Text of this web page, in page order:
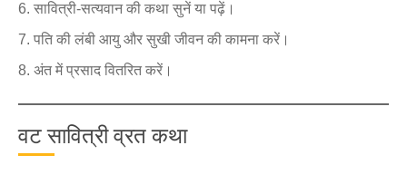
सावित्री-सत्यवान की कथा सुनें या पढ़ें।
पति की लंबी आयु और सुखी जीवन की कामना करें।
अंत में प्रसाद वितरित करें।
वट सावित्री व्रत कथा